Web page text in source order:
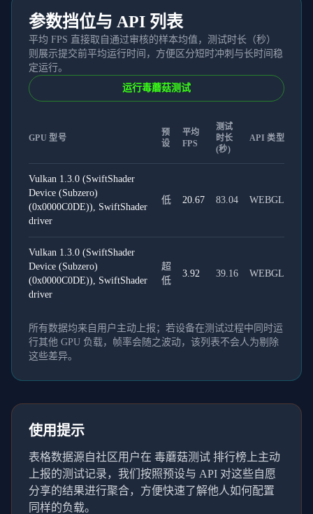
参数挡位与 API 列表
平均 FPS 直接取自通过审核的样本均值，测试时长（秒）
则展示提交前平均运行时间，方便区分短时冲刺与长时间稳
定运行。
运行毒蘑菇测试
GPU 型号
预
设
平均
FPS
测试
时长
(秒)
API 类型
Vulkan 1.3.0 (SwiftShader
Device (Subzero)
(0x0000C0DE)), SwiftShader
driver
低 20.67 83.04 WEBGL
Vulkan 1.3.0 (SwiftShader
Device (Subzero)
(0x0000C0DE)), SwiftShader
driver
超
低
3.92 39.16 WEBGL
所有数据均来自用户主动上报；若设备在测试过程中同时运
行其他 GPU 负载，帧率会随之波动，该列表不会人为剔除
这些差异。
使用提示
表格数据源自社区用户在 毒蘑菇测试 排行榜上主动
上报的测试记录，我们按照预设与 API 对这些自愿
分享的结果进行聚合，方便快速了解他人如何配置
同样的负载。